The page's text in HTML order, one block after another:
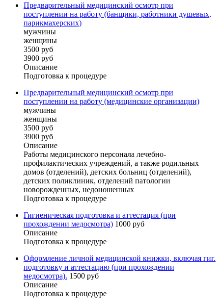
Предварительный медицинский осмотр при
поступлении на работу (банщики, работники душевых,
парикмахерских)
мужчины
женщины
3500 руб
3900 руб
Описание
Подготовка к процедуре
Предварительный медицинский осмотр при
поступлении на работу (медицинские организации)
мужчины
женщины
3500 руб
3900 руб
Описание
Работы медицинского персонала лечебно-
профилактических учреждений, а также родильных
домов (отделений), детских больниц (отделений),
детских поликлиник, отделений патологии
новорожденных, недоношенных
Подготовка к процедуре
Гигиеническая подготовка и аттестация (при
прохождении медосмотра) 1000 руб
Описание
Подготовка к процедуре
Оформление личной медицинской книжки, включая гиг.
подготовку и аттестацию (при прохождении
медосмотра). 1500 руб
Описание
Подготовка к процедуре